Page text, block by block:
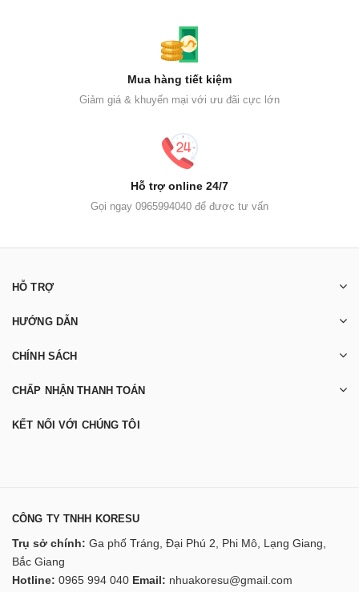
Mua hàng tiết kiệm
Giảm giá & khuyến mại với ưu đãi cực lớn
Hỗ trợ online 24/7
Gọi ngay 0965994040 để được tư vấn
HỖ TRỢ
HƯỚNG DẪN
CHÍNH SÁCH
CHẤP NHẬN THANH TOÁN
KẾT NỐI VỚI CHÚNG TÔI
CÔNG TY TNHH KORESU
Trụ sở chính: Ga phố Tráng, Đại Phú 2, Phi Mô, Lạng Giang,
Bắc Giang
Hotline: 0965 994 040 Email: nhuakoresu@gmail.com